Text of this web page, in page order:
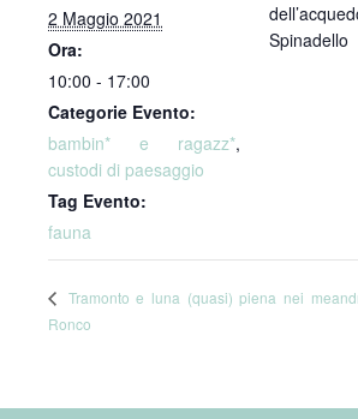
2 Maggio 2021
Ora:
10:00 - 17:00
Categorie Evento:
bambin* e ragazz*,
custodi di paesaggio
Tag Evento:
fauna
Spinadello
Tramonto e luna (quasi) piena nei
Ronco